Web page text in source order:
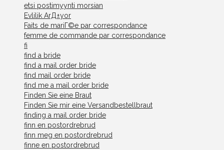
etsi postimyynti morsian
Evlilik ArД±yor
Faits de mariГ©e par correspondance
femme de commande par correspondance
fi
find a bride
find a mail order bride
find mail order bride
find me a mail order bride
Finden Sie eine Braut
Finden Sie mir eine Versandbestellbraut
finding a mail order bride
finn en postordrebrud
finn meg en postordrebrud
finne en postordrebrud